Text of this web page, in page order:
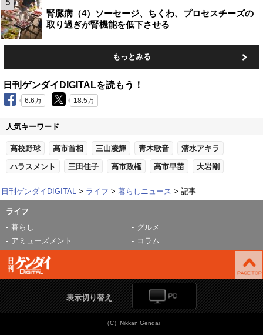
腎臓病（4）ソーセージ、ちくわ、プロセスチーズの
取り過ぎが腎機能を低下させる
5
もっとみる
日刊ゲンダイDIGITALを読もう！
6.6万 18.5万
人気キーワード
高校野球 高市首相 三山凌輝 青木歌音 清水アキラ
ハラスメント 三田佳子 高市政権 高市早苗 大岩剛
日刊ゲンダイDIGITAL ライフ 暮らしニュース 記事
ライフ
暮らし
グルメ
アミューズメント
コラム
表示切り替え
（C）Nikkan Gendai